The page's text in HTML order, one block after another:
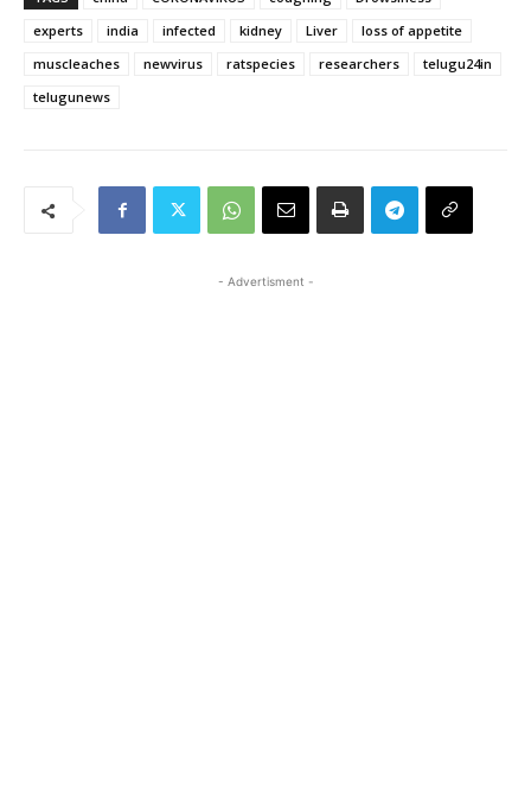
experts
india infected kidney Liver
loss of appetite
muscleaches
newvirus ratspecies researchers
telugu24in
telugunews
- Advertisment -